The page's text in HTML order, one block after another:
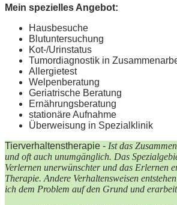
Mein spezielles Angebot:
Hausbesuche
Blutuntersuchung
Kot-/Urinstatus
Tumordiagnostik in
Allergietest
Welpenberatung
Geriatrische Beratung
Ernährungsberatung
stationäre Aufnahme
Überweisung in Spezialklinik
Tierverhaltenstherapie - Ist das
und oft auch unumgänglich. Das
Verlernen unerwünschter und das Erlernen
Therapie. Andere Verhaltensweisen
ich dem Problem auf den Grund und